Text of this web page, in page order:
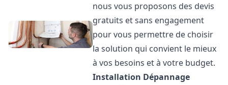
nous vous proposons des devis
gratuits et sans engagement
pour vous permettre de choisir
la solution qui convient le mieux
à vos besoins et à votre budget.
Installation Dépannage